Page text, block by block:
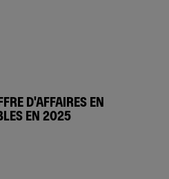
D'AFFAIRES EN
EN 2025